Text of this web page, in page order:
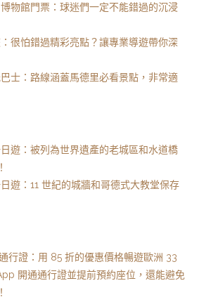
物館門票：球迷們一定不能錯過的沉浸
很怕錯過精彩亮點？讓專業導遊帶你深
士：路線涵蓋馬德里必看景點，非常適
遊：被列為世界遺產的老城區和水道橋
遊：11 世紀的城牆和哥德式大教堂保存
行證：用 85 折的優惠價格暢遊歐洲 33
開通通行證並提前預約座位，還能避免